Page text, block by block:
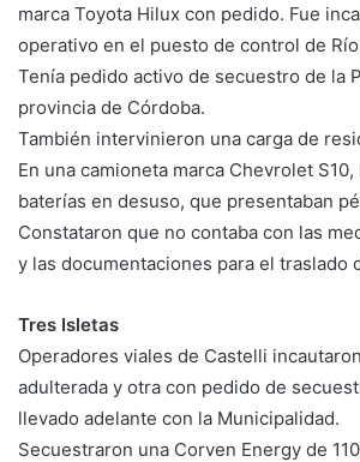
marca Toyota Hilux con pedido. Fue
operativo en el puesto de control de
Tenía pedido activo de secuestro de la
provincia de Córdoba.
También intervinieron una carga de
En una camioneta marca Chevrolet
baterías en desuso, que presentaban
Constataron que no contaba con las
y las documentaciones para el traslado
Tres Isletas
Operadores viales de Castelli
adulterada y otra con pedido de
llevado adelante con la Municipalidad.
Secuestraron una Corven Energy de